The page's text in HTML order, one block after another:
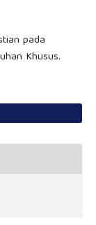
pada
Khusus.